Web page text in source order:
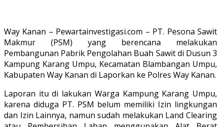
Way Kanan – Pewartainvestigasi.com – PT. Pesona Sawit
Makmur (PSM) yang berencana melakukan
Pembangunan Pabrik Pengolahan Buah Sawit di Dusun 3
Kampung Karang Umpu, Kecamatan Blambangan Umpu,
Kabupaten Way Kanan di Laporkan ke Polres Way Kanan.
Laporan itu di lakukan Warga Kampung Karang Umpu,
karena diduga PT. PSM belum memiliki Izin lingkungan
dan Izin Lainnya, namun sudah melakukan Land Clearing